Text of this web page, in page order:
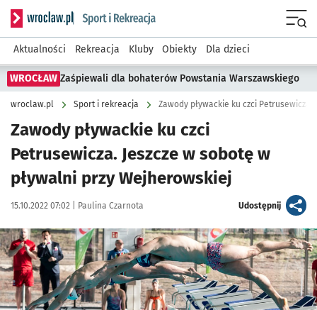
Serwis informacyjny wroclaw.pl podserwis: Sport i rekreacja
Aktualności Rekreacja Kluby Obiekty Dla dzieci
WROCŁAW Zaśpiewali dla bohaterów Powstania Warszawskiego
wroclaw.pl Sport i rekreacja
Zawody pływackie ku czci
Petrusewicza. Jeszcze w sobotę w
pływalni przy Wejherowskiej
Data publikacji:
15.10.2022 07:02 | Autor:
Paulina Czarnota Udostępnijartykuł
Kliknij, aby powiększyć